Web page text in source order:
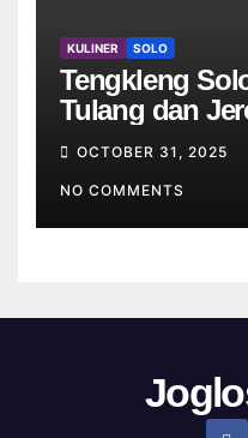
KULINER SOLO
Tengkleng
Tulang dan
OCTOBER 31, 2025
NO COMMENTS